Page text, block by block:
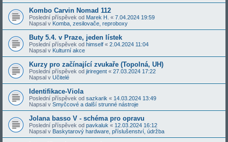
Kombo Carvin Nomad 112
Poslední příspěvek od Marek H. « 7.04.2024 19:59
Napsal v Komba, zesilovače, reproboxy
Buty 5.4. v Praze, jeden lístek
Poslední příspěvek od himself « 2.04.2024 11:04
Napsal v Kulturní akce
Kurzy pro začínající zvukaře (Topolná, UH)
Poslední příspěvek od jiriregent « 27.03.2024 17:22
Napsal v Učitelé
Identifikace-Viola
Poslední příspěvek od sazkarik « 14.03.2024 13:49
Napsal v Smyčcové a další strunné nástroje
Jolana basso V - schéma pro opravu
Poslední příspěvek od pavkaluk « 12.03.2024 16:12
Napsal v Baskytarový hardware, příslušenství, údržba